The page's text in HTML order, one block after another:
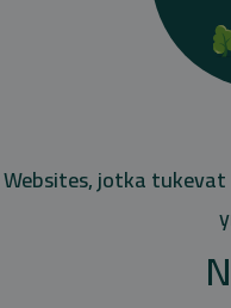
Websites, jotka